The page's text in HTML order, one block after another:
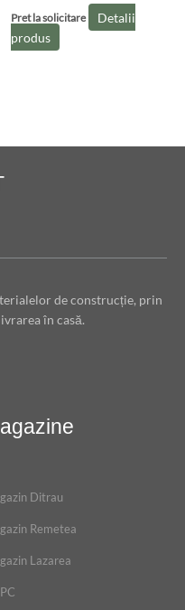
Pret la solicitare
Detalii
produs
de construcție, prin
în casă.
Ditrau
Remetea
Lazarea